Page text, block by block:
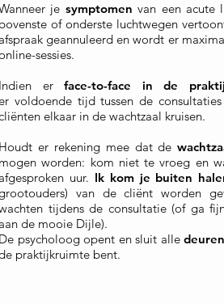
je symptomen van een acute
of onderste luchtwegen
geannuleerd en wordt er
sessies.
er face-to-face in de
voldoende tijd tussen de
elkaar in de wachtzaal kruisen.
er rekening mee dat de
worden: kom niet te vroeg en
uur. Ik kom je buiten
van de cliënt worden
tijdens de consultatie (of ga
de mooie Dijle).
psycholoog opent en sluit alle
praktijkruimte bent.